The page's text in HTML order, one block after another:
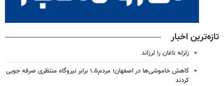
تازه‌ترین اخبار
زلزله ناغان را لرزاند
کاهش خاموشی‌ها در اصفهان؛ مردم۱.۵ برابر نیروگاه منتظری صرفه جویی
کردند